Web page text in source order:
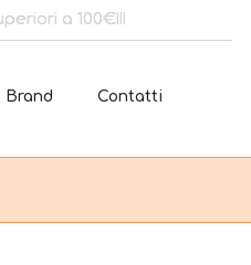
a 100€!!!
Brand Contatti